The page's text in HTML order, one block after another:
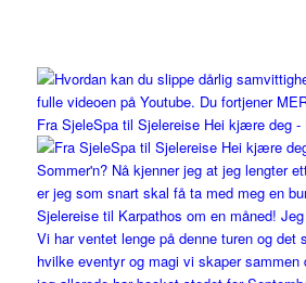
Fra SjeleSpa til Sjelereise Hei kjære deg -